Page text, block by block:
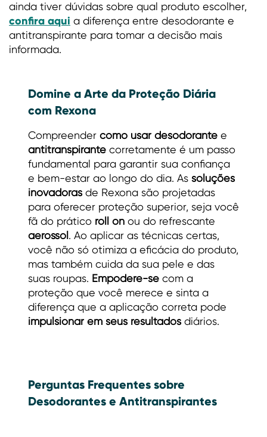
ainda tiver dúvidas sobre qual produto escolher,
confira aqui a diferença entre desodorante e
antitranspirante para tomar a decisão mais
informada.
Domine a Arte da Proteção Diária
com Rexona
Compreender como usar desodorante e
antitranspirante corretamente é um passo
fundamental para garantir sua confiança
e bem-estar ao longo do dia. As soluções
inovadorasde Rexona são projetadas
para oferecer proteção superior, seja você
fã do prático roll on ou do refrescante
aerossol. Ao aplicar as técnicas certas,
você não só otimiza a eficácia do produto,
mas também cuida da sua pele e das
suas roupas. Empodere-se com a
proteção que você merece e sinta a
diferença que a aplicação correta pode
impulsionar em seus resultadosdiários.
Perguntas Frequentes sobre
Desodorantes e Antitranspirantes